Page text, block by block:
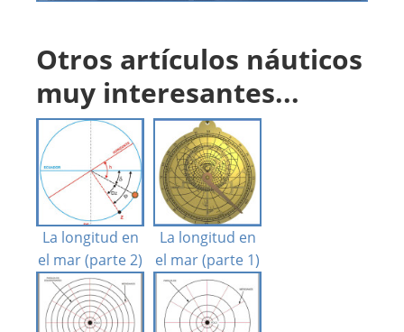
Otros artículos náuticos
muy interesantes...
La longitud en
el mar (parte 2)
La longitud en
el mar (parte 1)